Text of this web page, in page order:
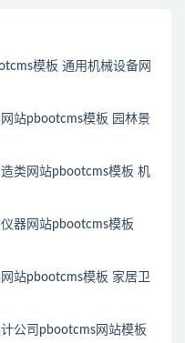
模板 通用机械设备网
站pbootcms模板 园林景
类网站pbootcms模板 机
器网站pbootcms模板
站pbootcms模板 家居卫
公司pbootcms网站模板